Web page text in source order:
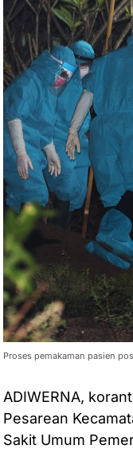
Proses pemakaman pasien
ADIWERNA,
Pesarean
Sakit Umum